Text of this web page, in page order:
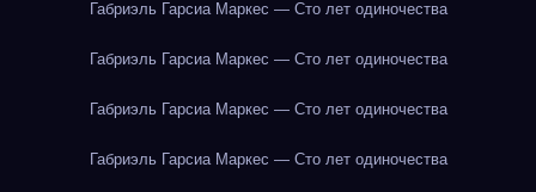
Габриэль Гарсиа Маркес — Сто лет одиночества
Габриэль Гарсиа Маркес — Сто лет одиночества
Габриэль Гарсиа Маркес — Сто лет одиночества
Габриэль Гарсиа Маркес — Сто лет одиночества